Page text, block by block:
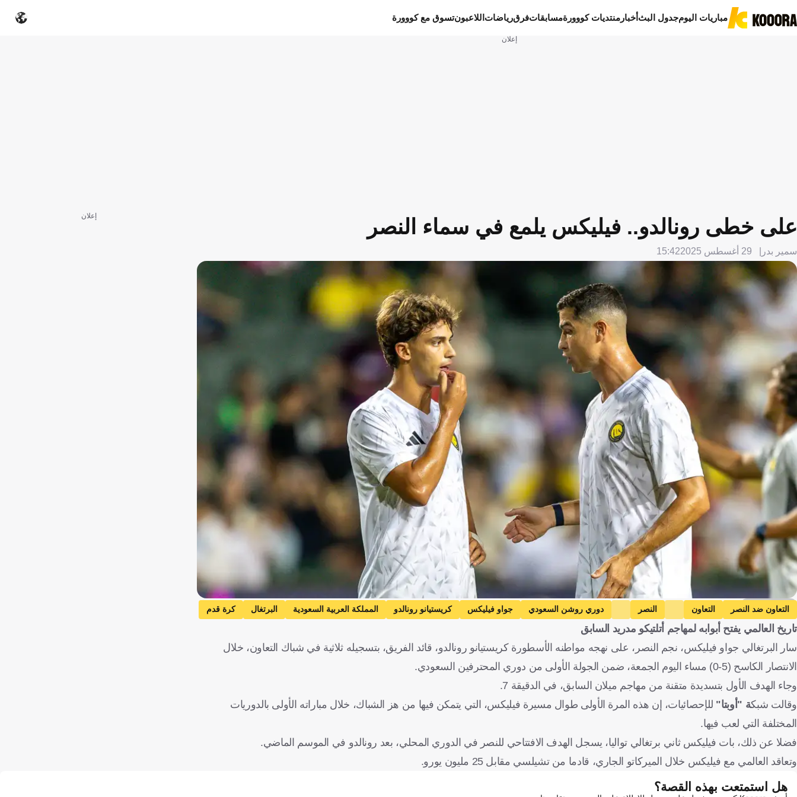
مباريات اليومجدول البثأخبار منتديات كووورةمسابقاتفرقرياضات اللاعبونتسوق مع كووورة
إعلان
على خطى رونالدو.. فيليكس يلمع في سماء النصر
سمير بدر 29 أغسطس 2025 15:42
Getty Images
التعاون ضد النصر التعاون النصر دوري روشن السعودي جواو فيليكس كريستيانو رونالدو المملكة العربية السعودية البرتغال كرة قدم
تاريخ العالمي يفتح أبوابه لمهاجم أتلتيكو مدريد السابق
سار البرتغالي جواو فيليكس، نجم النصر، على نهجه مواطنه الأسطورة كريستيانو رونالدو، قائد الفريق، بتسجيله ثلاثية في شباك التعاون، خلال
الانتصار الكاسح (5-0) مساء اليوم الجمعة، ضمن الجولة الأولى من دوري المحترفين السعودي.
وجاء الهدف الأول بتسديدة متقنة من مهاجم ميلان السابق، في الدقيقة 7.
وقالت شبكة "أوبتا" للإحصائيات، إن هذه المرة الأولى طوال مسيرة فيليكس، التي يتمكن فيها من هز الشباك، خلال مباراته الأولى بالدوريات
المختلفة التي لعب فيها.
فضلا عن ذلك، بات فيليكس ثاني برتغالي تواليا، يسجل الهدف الافتتاحي للنصر في الدوري المحلي، بعد رونالدو في الموسم الماضي.
وتعاقد العالمي مع فيليكس خلال الميركاتو الجاري، قادما من تشيلسي مقابل 25 مليون يورو.
إعلان
هل استمتعت بهذه القصة؟